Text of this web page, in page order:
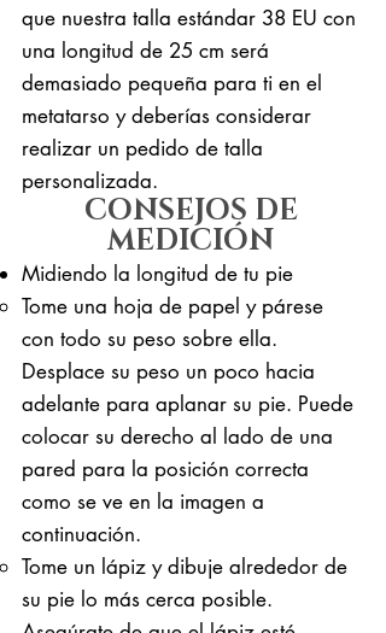
que nuestra talla estándar 38 EU con
una longitud de 25 cm será
demasiado pequeña para ti en el
metatarso y deberías considerar
realizar un pedido de talla
personalizada.
CONSEJOS DE
MEDICIÓN
Midiendo la longitud de tu pie
Tome una hoja de papel y párese
con todo su peso sobre ella. ​
Desplace su peso un poco hacia
adelante para aplanar su pie. Puede
colocar su derecho al lado de una
pared para la posición correcta
como se ve en la imagen a
continuación.
Tome un lápiz y dibuje alrededor de
su pie lo más cerca posible.